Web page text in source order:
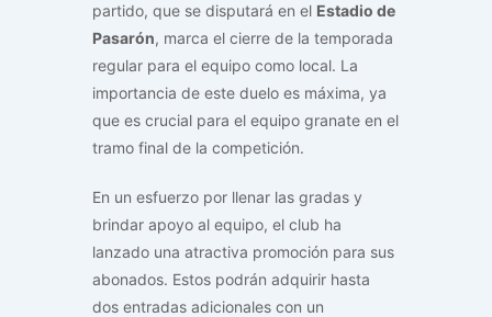
partido, que se disputará en el Estadio de
Pasarón, marca el cierre de la temporada
regular para el equipo como local. La
importancia de este duelo es máxima, ya
que es crucial para el equipo granate en el
tramo final de la competición.
En un esfuerzo por llenar las gradas y
brindar apoyo al equipo, el club ha
lanzado una atractiva promoción para sus
abonados. Estos podrán adquirir hasta
dos entradas adicionales con un